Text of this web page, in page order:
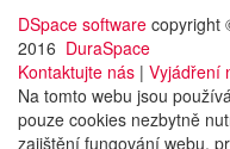
DSpace software copyright
2016 DuraSpace
Kontaktujte nás | Vyjádření
Na tomto webu jsou
pouze cookies nezbytně
zajištění fungování webu,